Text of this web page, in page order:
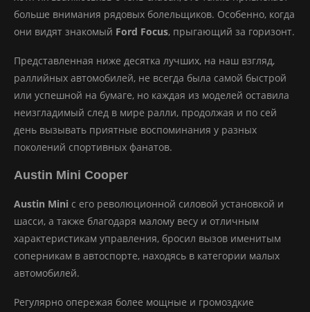
больше внимания рядовых болельщиков. Особенно, когда
они видят знакомый Ford Focus, прыгающий за горизонт.
Представленная ниже десятка лучших, на наш взгляд,
раллийных автомобилей, не всегда была самой быстрой
или успешной на бумаге, но каждая из моделей оставила
неизгладимый след в мире ралли, продолжая и по сей
день вызывать приятные воспоминания у разных
поколений спортивных фанатов.
Austin Mini Cooper
Austin Mini с его революционной силовой установкой и
шасси, а также благодаря малому весу и отличным
характеристикам управления, бросил вызов именитым
соперникам в автоспорте, находясь в категории малых
автомобилей.
Регулярно опережая более мощные и громоздкие